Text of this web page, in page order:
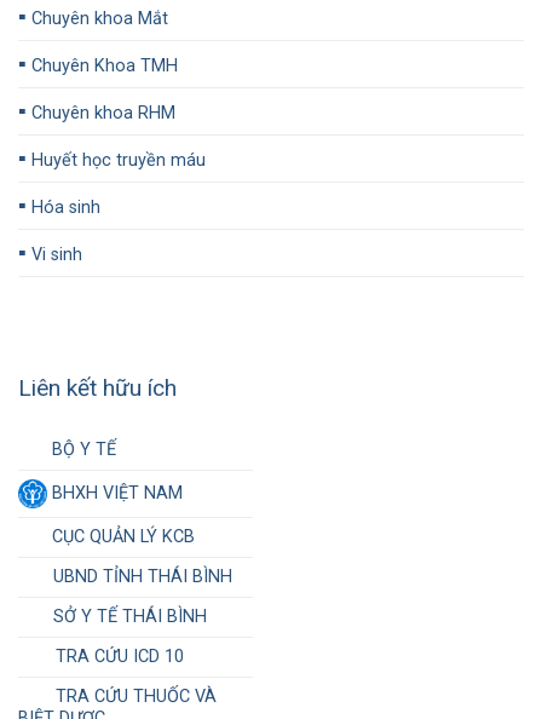
▪️ Chuyên khoa Mắt
▪️ Chuyên Khoa TMH
▪️ Chuyên khoa RHM
▪️ Huyết học truyền máu
▪️ Hóa sinh
▪️ Vi sinh
Liên kết hữu ích
BỘ Y TẾ
BHXH VIỆT NAM
CỤC QUẢN LÝ KCB
UBND TỈNH THÁI BÌNH
SỞ Y TẾ THÁI BÌNH
TRA CỨU ICD 10
TRA CỨU THUỐC VÀ